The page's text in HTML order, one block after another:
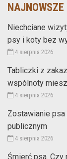
NAJNOWSZE
Niechciane
psy i koty bez
4 sierpnia 2026
Tabliczki z
wspólnoty
4 sierpnia 2026
Zostawianie
publicznym
4 sierpnia 2026
Śmierć psa.